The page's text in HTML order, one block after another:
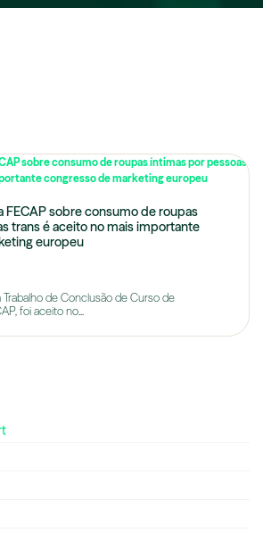
FECAP sobre consumo de roupas
trans é aceito no mais importante
europeu
de Conclusão de Curso de
foi aceito no...